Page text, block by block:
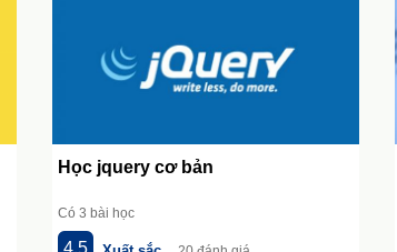
Học jquery cơ bản
Có 3 bài học
4,5